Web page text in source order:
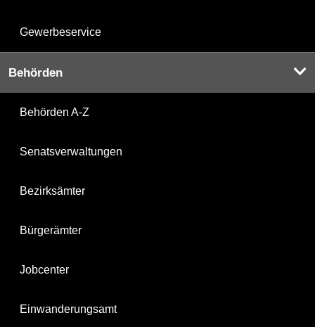
Gewerbeservice
Behörden
Behörden A-Z
Senatsverwaltungen
Bezirksämter
Bürgerämter
Jobcenter
Einwanderungsamt